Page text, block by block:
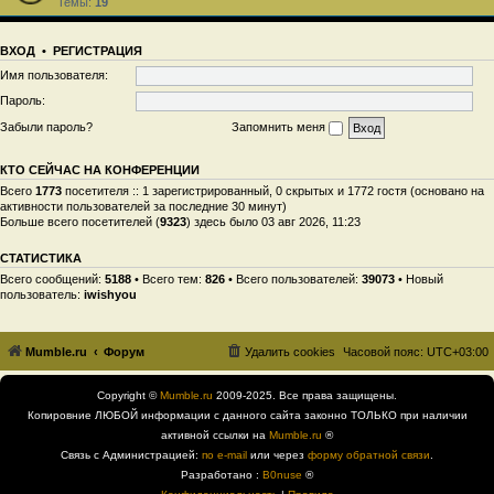
ВХОД • РЕГИСТРАЦИЯ
Имя пользователя:
Пароль:
Забыли пароль?
Запомнить меня
КТО СЕЙЧАС НА КОНФЕРЕНЦИИ
Всего 1773 посетителя :: 1 зарегистрированный, 0 скрытых и 1772 гостя (основано на
активности пользователей за последние 30 минут)
Больше всего посетителей (9323) здесь было 03 авг 2026, 11:23
СТАТИСТИКА
Всего сообщений: 5188 • Всего тем: 826 • Всего пользователей: 39073 • Новый
пользователь: iwishyou
Mumble.ru Форум Часовой пояс: UTC+03:00
Удалить cookies
Copyright ©Mumble.ru 2009-2025. Все права защищены.
Копировние ЛЮБОЙ информации с данного сайта законно ТОЛЬКО при наличии
активной ссылки на Mumble.ru ®
Связь с Администрацией: по e-mail или через форму обратной связи
Разработано : B0nuse ®